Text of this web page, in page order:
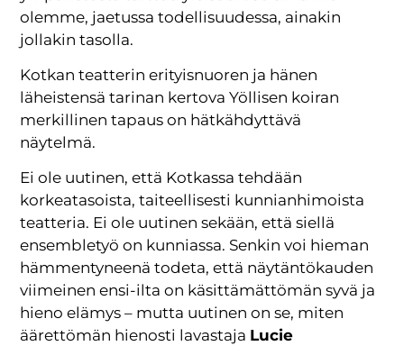
olemme, jaetussa todellisuudessa, ainakin
jollakin tasolla.
Kotkan teatterin erityisnuoren ja hänen
läheistensä tarinan kertova Yöllisen koiran
merkillinen tapaus on hätkähdyttävä
näytelmä.
Ei ole uutinen, että Kotkassa tehdään
korkeatasoista, taiteellisesti kunnianhimoista
teatteria. Ei ole uutinen sekään, että siellä
ensembletyö on kunniassa. Senkin voi hieman
hämmentyneenä todeta, että näytäntökauden
viimeinen ensi-ilta on käsittämättömän syvä ja
hieno elämys – mutta uutinen on se, miten
äärettömän hienosti lavastaja Lucie